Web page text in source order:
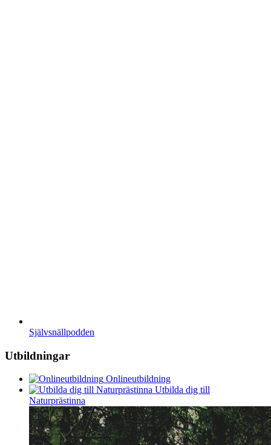
Självsnällpodden
Utbildningar
Onlineutbildning
Utbilda dig till
Naturprästinna